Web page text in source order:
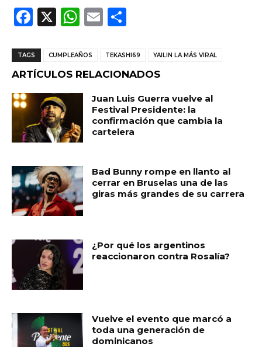
F
c
e
b
o
o
k
X
W
a
ts
A
p
E
ai
l
m
p
ar
ti
r
TAGS CUMPLEAÑOS TEKASHI69 YAILIN LA MÁS VIRAL
ARTÍCULOS RELACIONADOS
Juan Luis Guerra vuelve al
Festival Presidente: la
confirmación que cambia la
cartelera
Bad Bunny rompe en llanto al
cerrar en Bruselas una de las
giras más grandes de su carrera
¿Por qué los argentinos
reaccionaron contra Rosalía?
Vuelve el evento que marcó a
toda una generación de
dominicanos